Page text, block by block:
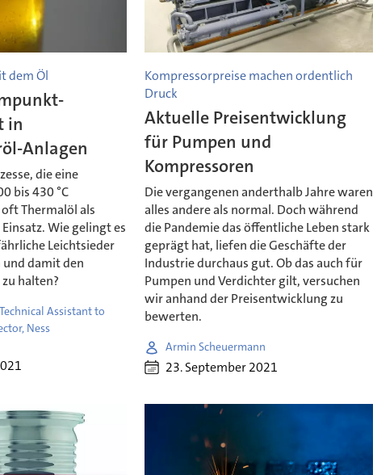
dem Öl
in
Anlagen
die eine
bis 430 °C
Thermalöl als
Wie gelingt es
Leichtsieder
damit den
halten?
Assistant to
Ness
Kompressorpreise machen ordentlich
Druck
Aktuelle Preisentwicklung
für Pumpen und
Kompressoren
Die vergangenen anderthalb Jahre waren
alles andere als normal. Doch während
die Pandemie das öffentliche Leben stark
geprägt hat, liefen die Geschäfte der
Industrie durchaus gut. Ob das auch für
Pumpen und Verdichter gilt, versuchen
wir anhand der Preisentwicklung zu
bewerten.
Armin Scheuermann
23. September 2021